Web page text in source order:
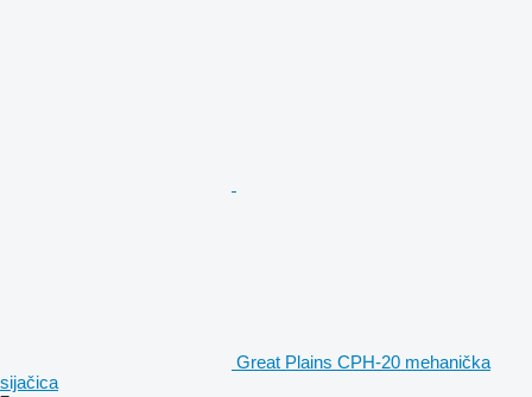
Great Plains CPH-20 mehanička
sijačica